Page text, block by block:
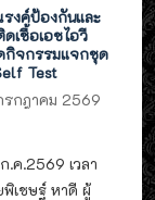
งค์ป้องกันและ
เชื้อเอชไอวี
กิจกรรมแจกชุด
Test
รกฎาคม 2569
.ค.2569 เวลา
พิเชษฐ์ หาดี ผู้